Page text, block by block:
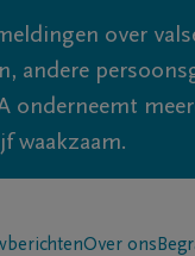
over
andere
onderneemt
waakzaam.
Over ons